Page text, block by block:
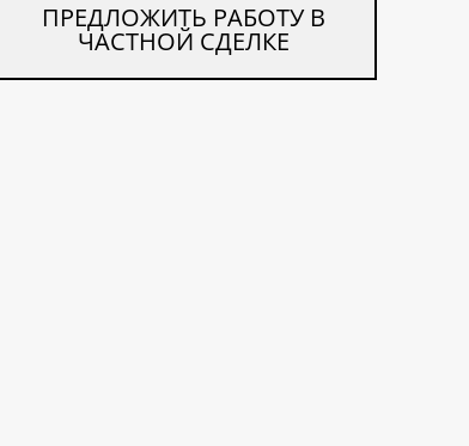
ПРЕДЛОЖИТЬ РАБОТУ В
ЧАСТНОЙ СДЕЛКЕ